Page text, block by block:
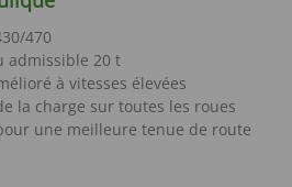
470
admissible 20 t
à vitesses élevées
la charge sur toutes les roues
une meilleure tenue de route